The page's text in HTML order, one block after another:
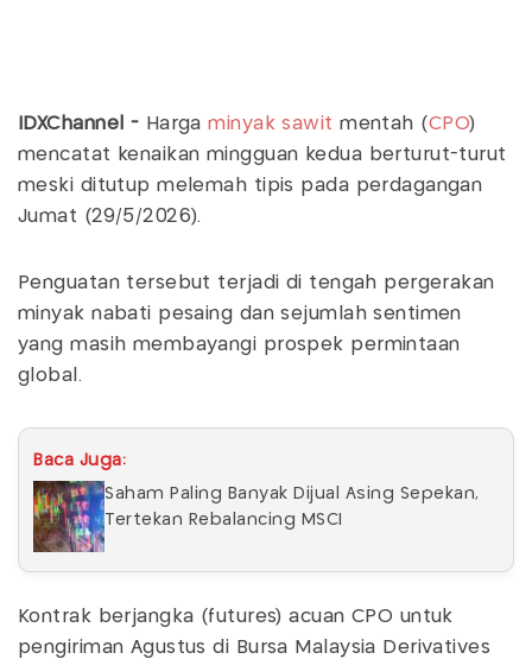
IDXChannel - Hargaminyak sawit mentah (CPO)
mencatat kenaikan mingguan kedua berturut-turut
meski ditutup melemah tipis pada perdagangan
Jumat (29/5/2026).
Penguatan tersebut terjadi di tengah pergerakan
minyak nabati pesaing dan sejumlah sentimen
yang masih membayangi prospek permintaan
global.
Baca Juga:
Saham Paling Banyak Dijual Asing Sepekan,
Tertekan Rebalancing MSCI
Kontrak berjangka (futures) acuan CPO untuk
pengiriman Agustus di Bursa Malaysia Derivatives